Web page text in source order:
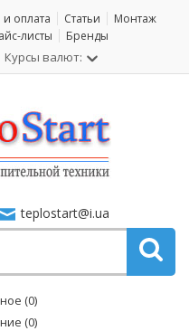
и оплата Статьи
Монтаж
листы
Бренды
Курсы валют:
teplostart@i.ua
(0)
(0)